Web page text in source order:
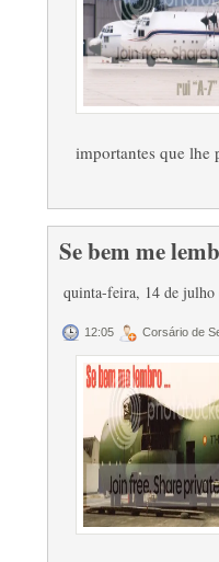
importantes que lhe
Se bem me
quinta-feira, 14 de julho
12:05 Corsário de